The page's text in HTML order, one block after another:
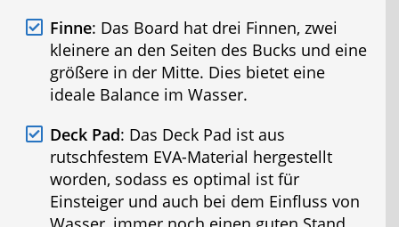
Finne: Das Board hat drei Finnen, zwei
kleinere an den Seiten des Bucks und eine
größere in der Mitte. Dies bietet eine
ideale Balance im Wasser.
Deck Pad: Das Deck Pad ist aus
rutschfestem EVA-Material hergestellt
worden, sodass es optimal ist für
Einsteiger und auch bei dem Einfluss von